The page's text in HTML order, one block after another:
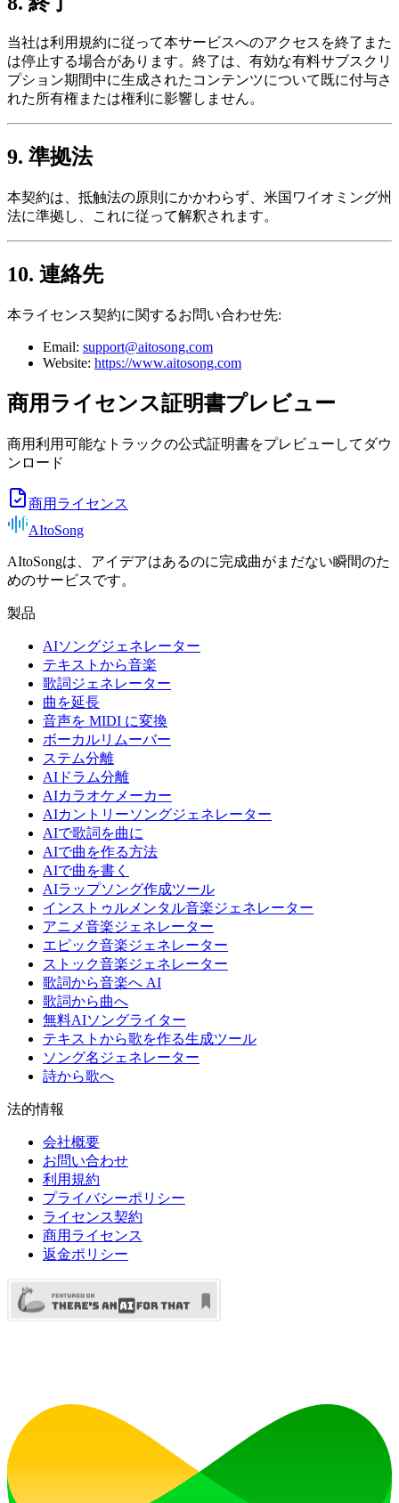
当社は利用規約に従って本サービスへのアクセスを終了また
は停止する場合があります。終了は、有効な有料サブスクリ
プション期間中に生成されたコンテンツについて既に付与さ
れた所有権または権利に影響しません。
9. 準拠法
本契約は、抵触法の原則にかかわらず、米国ワイオミング州
法に準拠し、これに従って解釈されます。
10. 連絡先
本ライセンス契約に関するお問い合わせ先:
Email: support@aitosong.com
Website: https://www.aitosong.com
商用ライセンス証明書プレビュー
商用利用可能なトラックの公式証明書をプレビューしてダウ
ンロード
商用ライセンス
AItoSong
AItoSongは、アイデアはあるのに完成曲がまだない瞬間のた
めのサービスです。
製品
AIソングジェネレーター
テキストから音楽
歌詞ジェネレーター
曲を延長
音声を MIDI に変換
ボーカルリムーバー
ステム分離
AIドラム分離
AIカラオケメーカー
AIカントリーソングジェネレーター
AIで歌詞を曲に
AIで曲を作る方法
AIで曲を書く
AIラップソング作成ツール
インストゥルメンタル音楽ジェネレーター
アニメ音楽ジェネレーター
エピック音楽ジェネレーター
ストック音楽ジェネレーター
歌詞から音楽へ AI
歌詞から曲へ
無料AIソングライター
テキストから歌を作る生成ツール
ソング名ジェネレーター
詩から歌へ
法的情報
会社概要
お問い合わせ
利用規約
プライバシーポリシー
ライセンス契約
商用ライセンス
返金ポリシー